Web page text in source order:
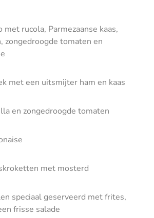
met rucola, Parmezaanse kaas,
zongedroogde tomaten en
met een uitsmijter ham en kaas
en zongedroogde tomaten
met mosterd
speciaal geserveerd met frites,
frisse salade